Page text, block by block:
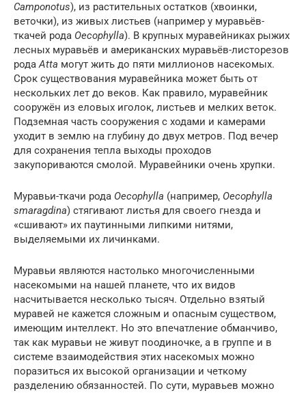
Camponotus), из растительных остатков (хвоинки,
веточки), из живых листьев (например у муравьёв-
ткачей рода Oecophylla). В крупных муравейниках рыжих
лесных муравьёв и американских муравьёв-листорезов
родаAtta могут жить до пяти миллионов насекомых.
Срок существования муравейника может быть от
нескольких лет до веков. Как правило, муравейник
сооружён из еловых иголок, листьев и мелких веток.
Подземная часть сооружения с ходами и камерами
уходит в землю на глубину до двух метров. Под вечер
для сохранения тепла выходы проходов
закупориваются смолой. Муравейники очень хрупки.
Муравьи-ткачи рода Oecophylla (например, Oecophylla
smaragdina) стягивают листья для своего гнезда и
«сшивают» их паутинными липкими нитями,
выделяемыми их личинками.
Муравьи являются настолько многочисленными
насекомыми на нашей планете, что их видов
насчитывается несколько тысяч. Отдельно взятый
муравей не кажется сложным и опасным существом,
имеющим интеллект. Но это впечатление обманчиво,
так как муравьи не живут поодиночке, а в группе и в
системе взаимодействия этих насекомых можно
поразиться их высокой организации и четкому
разделению обязанностей. По сути, муравьев можно